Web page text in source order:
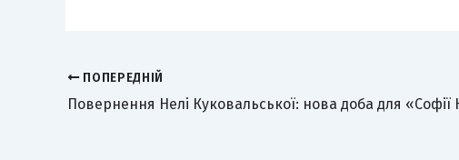
ПОПЕРЕДНІЙ